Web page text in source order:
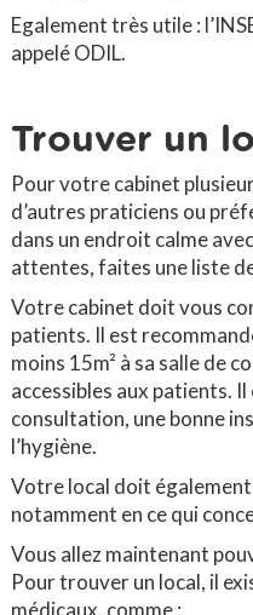
Egalement très utile :
appelé ODIL.
Trouver un
Pour votre cabinet
d’autres praticiens ou
dans un endroit calme
attentes, faites une liste
Votre cabinet doit vous
patients. Il est
moins 15m² à sa salle de
accessibles aux patients.
consultation, une bonne
l’hygiène.
Votre local doit
notamment en ce qui
Vous allez maintenant
Pour trouver un local, il
médicaux, comme :